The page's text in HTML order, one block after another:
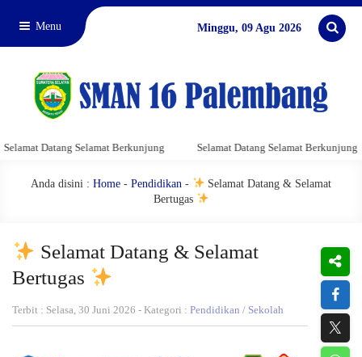
Menu Minggu, 09 Agu 2026
Datang Selamat Berkunjung Selamat Datang Selamat Berkunjung
Anda disini : Home- Pendidikan-
Selamat Datang & Selamat
Bertugas
Selamat Datang & Selamat
Bertugas
Terbit : Selasa, 30 Juni 2026 - Kategori : Pendidikan / Sekolah